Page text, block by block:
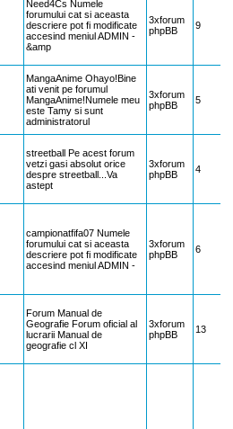
Need4Cs Numele
forumului cat si aceasta
descriere pot fi modificate
accesind meniul ADMIN -
&amp
3xforum
phpBB
9
MangaAnime Ohayo!Bine
ati venit pe forumul
MangaAnime!Numele meu
este Tamy si sunt
administratorul
3xforum
phpBB
5
streetball Pe acest forum
vetzi gasi absolut orice
despre streetball...Va
astept
3xforum
phpBB
4
campionatfifa07 Numele
forumului cat si aceasta
descriere pot fi modificate
accesind meniul ADMIN -
3xforum
phpBB
6
Forum Manual de
Geografie Forum oficial al
lucrarii Manual de
geografie cl XI
3xforum
phpBB
13